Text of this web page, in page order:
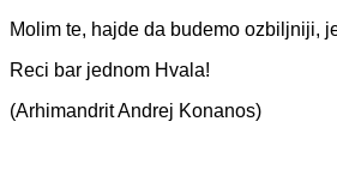
Molim te, hajde da budemo ozbiljniji,
Reci bar jednom Hvala!
(Arhimandrit Andrej Konanos)